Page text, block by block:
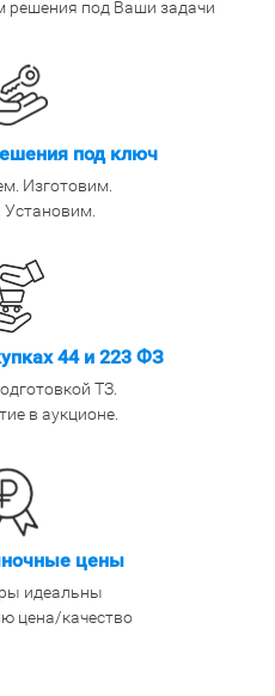
решения под Ваши задачи
под ключ
Изготовим.
44 и 223 ФЗ
ТЗ.
в аукционе.
цены
идеальны
цена/качество